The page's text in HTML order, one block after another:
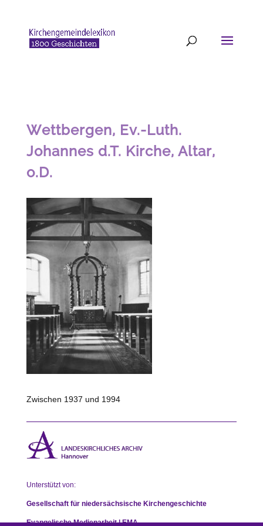
Wettbergen, Ev.-Luth.
Johannes d.T. Kirche, Altar,
o.D.
Zwischen 1937 und 1994
Unterstützt von:
Gesellschaft für niedersächsische Kirchengeschichte
Evangelische Medienarbeit | EMA